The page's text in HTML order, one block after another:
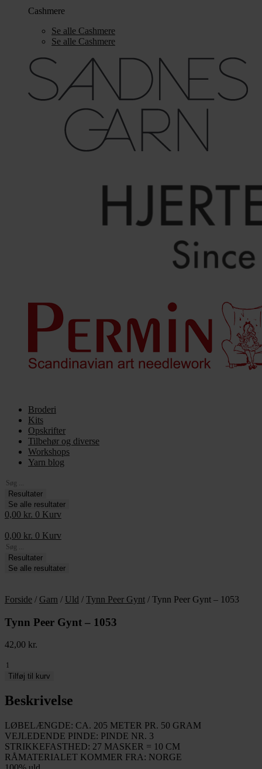
Cashmere
Se alle Cashmere
Se alle Cashmere
Broderi
Kits
Opskrifter
Tilbehør og diverse
Workshops
Yarn blog
Search
...Resultater
Se alle resultater
0,00 kr. 0 Kurv
0,00 kr. 0 Kurv
Search
...Resultater
Se alle resultater
Forside / Garn / Uld / Tynn Peer Gynt / Tynn Peer Gynt – 1053
Tynn Peer Gynt – 1053
42,00 kr.
Tynn
Peer
-
1053
Tilføj til kurv
Beskrivelse
LØBELÆNGDE: CA. 205 METER PR. 50 GRAM
VEJLEDENDE PINDE: PINDE NR. 3
STRIKKEFASTHED: 27 MASKER = 10 CM
RÅMATERIALET KOMMER FRA: NORGE